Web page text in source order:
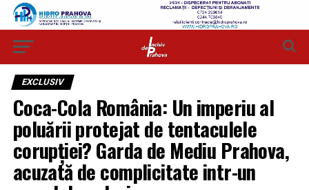
EXCLUSIV
Coca-Cola România: Un imperiu al
poluării protejat de tentaculele
corupției? Garda de Mediu Prahova,
acuzată de complicitate intr-un